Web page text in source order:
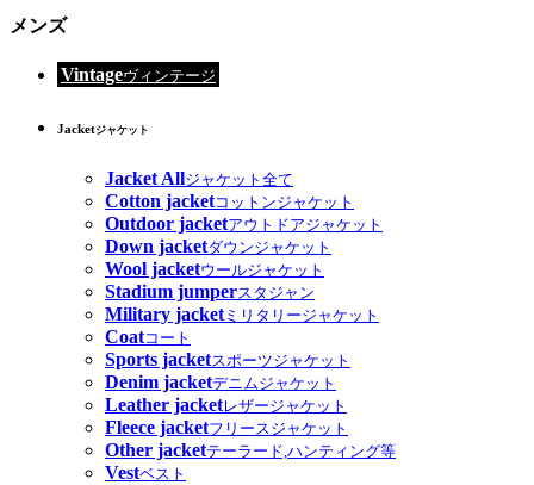
メンズ
Vintageヴィンテージ
Jacketジャケット
Jacket Allジャケット全て
Cotton jacketコットンジャケット
Outdoor jacketアウトドアジャケット
Down jacketダウンジャケット
Wool jacketウールジャケット
Stadium jumperスタジャン
Military jacketミリタリージャケット
Coatコート
Sports jacketスポーツジャケット
Denim jacketデニムジャケット
Leather jacketレザージャケット
Fleece jacketフリースジャケット
Other jacketテーラード,ハンティング等
Vestベスト